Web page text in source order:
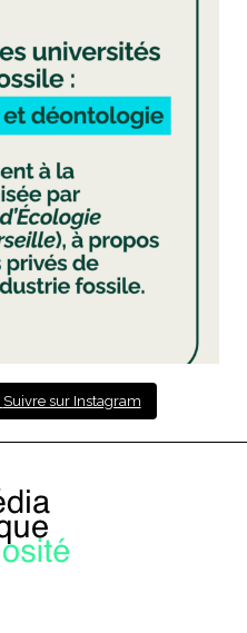
Suivre sur Instagram